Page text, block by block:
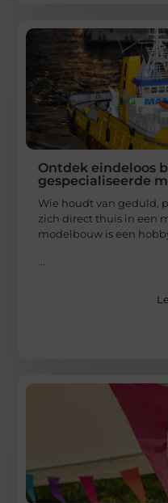
Ontdek eindeloos
gespecialiseerde
Wie houdt van geduld,
zich direct thuis in een
modelbouw is een